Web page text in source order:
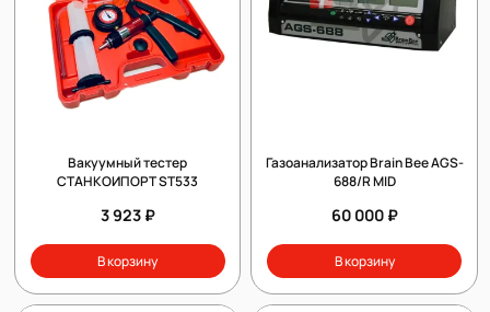
Вакуумный тестер
СТАНКОИПОРТ ST533
3 923 ₽
В корзину
Газоанализатор Brain Bee AGS-
688/R MID
60 000 ₽
В корзину